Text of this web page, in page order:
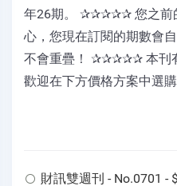
年26期。 ✰✰✰✰✰ 您之前
心，您現在訂閱的期數會
不會重疊！ ✰✰✰✰✰ 本刊
歡迎在下方價格方案中選購
財訊雙週刊 - No.0701 -